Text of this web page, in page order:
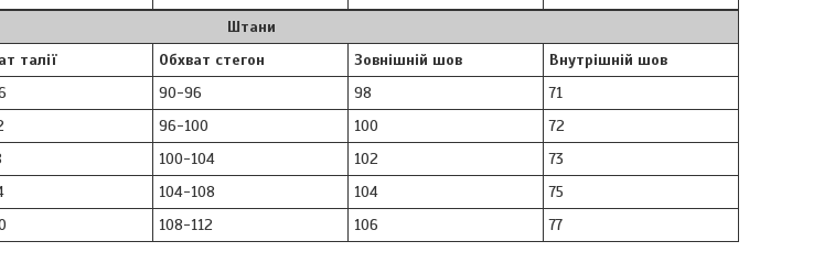
Штани
талії Обхват стегон Зовнішній шов
Внутрішній шов
90-96 98
71
96-100 100
72
100-104 102
73
104-108 104
75
108-112 106
77